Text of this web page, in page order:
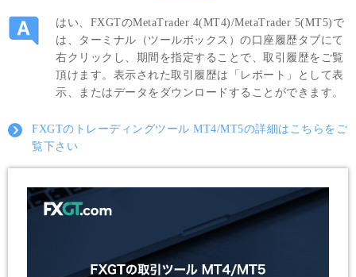
はい、FXGTのMetaTrader 4(MT4)/MetaTrader 5(MT5)で
は、ターミナル（ツールボックス）の口座履歴タブにて
右クリックし、期間を指定することで、取引履歴をご覧
頂けます。表示された取引履歴は「レポート」として表
示、またはデータをダウンロードすることができます。
FXGTのトレーディングツール MT4/MT5の詳細はこちらをご
覧下さい